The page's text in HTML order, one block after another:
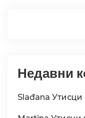
Недавни
Slađana Утисци